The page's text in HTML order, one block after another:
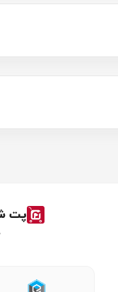
پت